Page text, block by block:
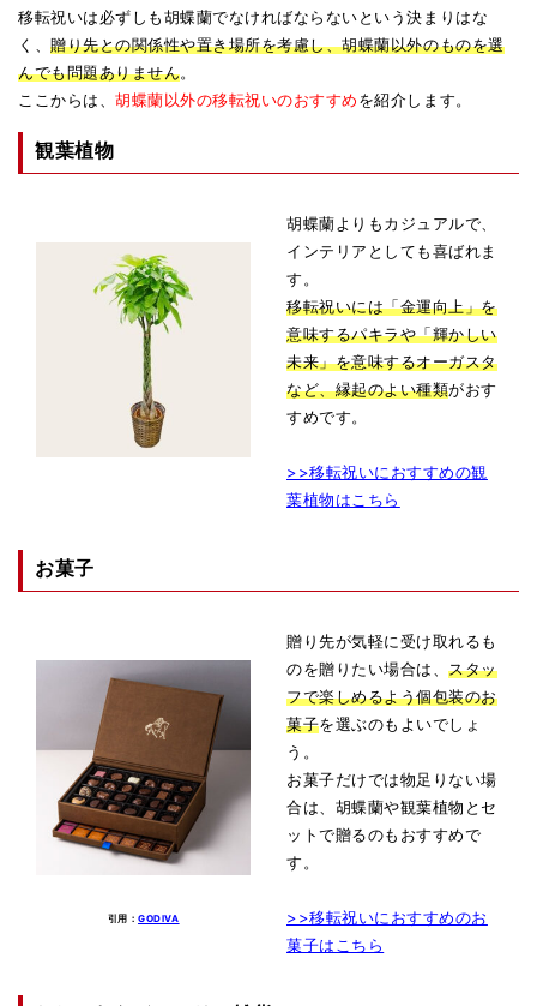
移転祝いは必ずしも胡蝶蘭でなければならないという決まりはな
く、贈り先との関係性や置き場所を考慮し、胡蝶蘭以外のものを選
んでも問題ありません。
ここからは、胡蝶蘭以外の移転祝いのおすすめを紹介します。
観葉植物
胡蝶蘭よりもカジュアルで、
インテリアとしても喜ばれま
す。
移転祝いには「金運向上」を
意味するパキラや「輝かしい
未来」を意味するオーガスタ
など、縁起のよい種類がおす
すめです。
>>移転祝いにおすすめの観
葉植物はこちら
お菓子
引用：GODIVA
贈り先が気軽に受け取れるも
のを贈りたい場合は、スタッ
フで楽しめるよう個包装のお
菓子を選ぶのもよいでしょ
う。
お菓子だけでは物足りない場
合は、胡蝶蘭や観葉植物とセ
ットで贈るのもおすすめで
す。
>>移転祝いにおすすめのお
菓子はこちら